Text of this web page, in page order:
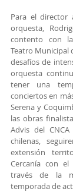
Para el director
orquesta,
contento con
Teatro Municipal
desafíos de
orquesta
tener una
conciertos en
Serena y
las obras
Advis del
chilenas,
extensión
Cercanía con
través de la
temporada de